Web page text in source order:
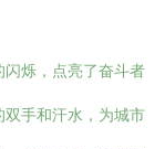
烁，点亮了奋斗者
手和汗水，为城市